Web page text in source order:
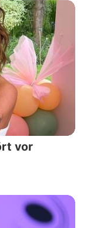
vor